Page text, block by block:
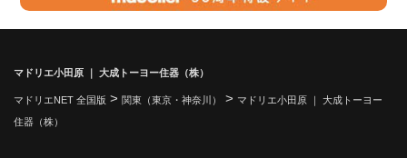
マドリエ小田原 ｜ 大成トーヨー住器（株）
マドリエNET 全国版 > 関東（東京・神奈川） > マドリエ小田原 ｜ 大成トーヨー
住器（株）